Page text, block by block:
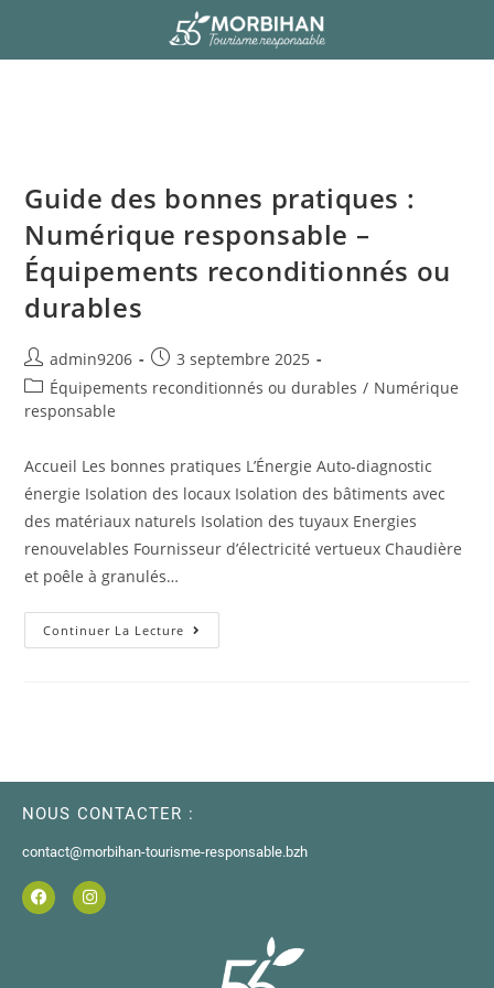
Guide des bonnes pratiques :
Numérique responsable –
Équipements reconditionnés ou
durables
admin9206
3 septembre 2025
Équipements reconditionnés ou durables / Numérique
responsable
Accueil Les bonnes pratiques L’Énergie Auto-diagnostic
énergie Isolation des locaux Isolation des bâtiments avec
des matériaux naturels Isolation des tuyaux Energies
renouvelables Fournisseur d’électricité vertueux Chaudière
et poêle à granulés…
Continuer La Lecture
NOUS CONTACTER :
contact@morbihan-tourisme-responsable.bzh